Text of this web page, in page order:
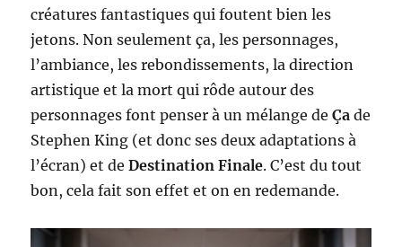
créatures fantastiques qui foutent bien les
jetons. Non seulement ça, les personnages,
l’ambiance, les rebondissements, la direction
artistique et la mort qui rôde autour des
personnages font penser à un mélange deÇa de
Stephen King (et donc ses deux adaptations à
l’écran) et deDestination Finale. C’est du tout
bon, cela fait son effet et on en redemande.